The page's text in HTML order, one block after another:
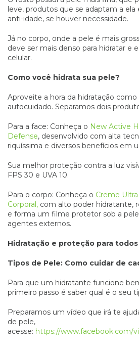
leve, produtos que se adaptam a ela
anti-idade, se houver necessidade.
Já no corpo, onde a pele é mais
deve ser mais denso para hidratar e
celular.
Como você hidrata sua pele?
Aproveite a hora da hidratação
autocuidado. Separamos dois
Para a face: Conheça o New Active
Defense, desenvolvido com alta
riquíssima e diversos benefícios em
Sua melhor proteção contra a luz
FPS 30 e UVA 10.
Para o corpo: Conheça o Creme
Corporal, com alto poder hidratante,
e forma um filme protetor sob a
agentes externos.
Hidratação e proteção para
Tipos de Pele: Como cuidar de
Para que um hidratante funcione
primeiro passo é saber qual é o seu
Preparamos um vídeo que irá te
de pele,
acesse: https://www.facebook.com/